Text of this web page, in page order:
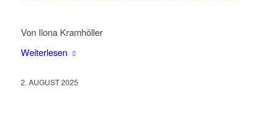
Von Ilona Kramhöller
Weiterlesen
2. AUGUST 2025